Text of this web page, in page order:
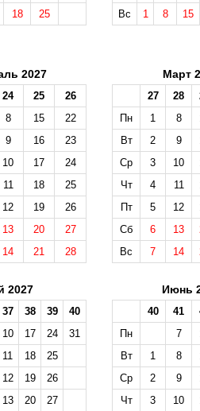
18 25
Вс
1 8 15
2027
24 25
26
8 15
22
9 16
23
10 17
24
11 18
25
12 19
26
13 20
27
14 21 28
Март
27 28
Пн
1 8
Вт
2 9
Ср
3 10
Чт
4 11
Пт
5 12
Сб
6 13
Вс
7 14
2027
37 38 39
40
10 17 24
31
11 18
25
12 19
26
13 20 27
Июнь
40 41
Пн
7
Вт
1 8
Ср
2 9
Чт
3 10